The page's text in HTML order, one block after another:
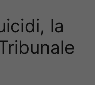
la